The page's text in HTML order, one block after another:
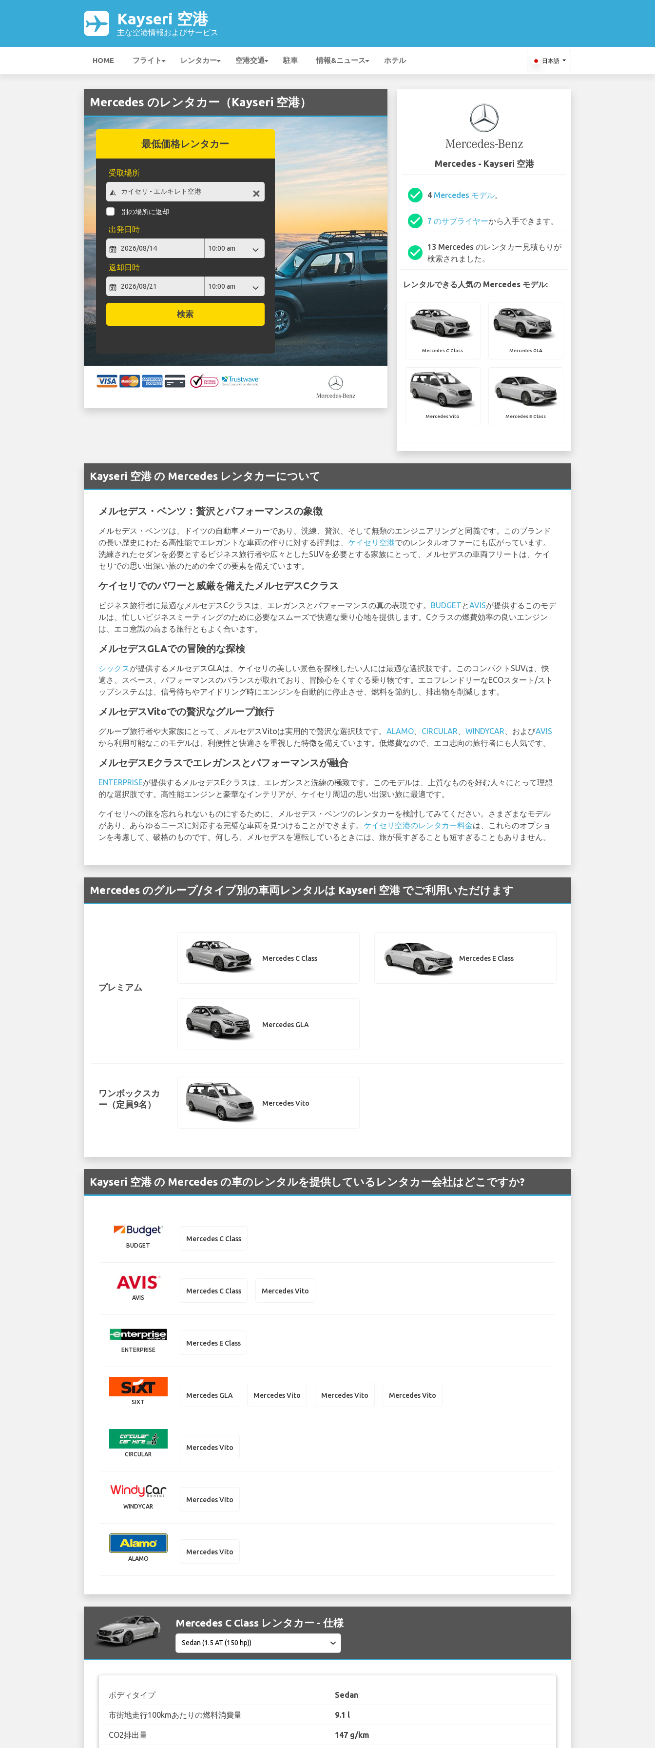
Kayseri 空港
主な空港情報およびサービス
HOME フライト レンタカー 空港交通 駐車 情報&ニュース ホテル 日本語
Mercedes のレンタカー（Kayseri 空港）
最低価格レンタカー
受取場所
別の場所に返却
出発日時
返却日時
検索
Mercedes - Kayseri 空港
check_circle 4 Mercedes モデル。
check_circle 7 のサプライヤーから入手できます。
check_circle
13 Mercedes のレンタカー見積もりが
検索されました。
レンタルできる人気の Mercedes モデル:
Mercedes C Class Mercedes GLA
Mercedes Vito Mercedes E Class
Kayseri 空港 の Mercedes レンタカーについて
メルセデス・ベンツ：贅沢とパフォーマンスの象徴
メルセデス・ベンツは、ドイツの自動車メーカーであり、洗練、贅沢、そして無類のエンジニアリングと同義です。このブランド
の長い歴史にわたる高性能でエレガントな車両の作りに対する評判は、 ケイセリ空港でのレンタルオファーにも広がっています。
洗練されたセダンを必要とするビジネス旅行者や広々としたSUVを必要とする家族にとって、メルセデスの車両フリートは、ケイ
セリでの思い出深い旅のための全ての要素を備えています。
ケイセリでのパワーと威厳を備えたメルセデスCクラス
ビジネス旅行者に最適なメルセデスCクラスは、エレガンスとパフォーマンスの真の表現です。 BUDGETとAVISが提供するこのモデ
ルは、忙しいビジネスミーティングのために必要なスムーズで快適な乗り心地を提供します。Cクラスの燃費効率の良いエンジン
は、エコ意識の高まる旅行ともよく合います。
メルセデスGLAでの冒険的な探検
シックスが提供するメルセデスGLAは、ケイセリの美しい景色を探検したい人には最適な選択肢です。このコンパクトSUVは、快
適さ、スペース、パフォーマンスのバランスが取れており、冒険心をくすぐる乗り物です。エコフレンドリーなECOスタート/スト
ップシステムは、信号待ちやアイドリング時にエンジンを自動的に停止させ、燃料を節約し、排出物を削減します。
メルセデスVitoでの贅沢なグループ旅行
グループ旅行者や大家族にとって、メルセデスVitoは実用的で贅沢な選択肢です。 ALAMO CIRCULAR WINDYCAR 、およびAVIS
から利用可能なこのモデルは、利便性と快適さを重視した特徴を備えています。低燃費なので、エコ志向の旅行者にも人気です。
メルセデスEクラスでエレガンスとパフォーマンスが融合
ENTERPRISEが提供するメルセデスEクラスは、エレガンスと洗練の極致です。このモデルは、上質なものを好む人々にとって理想
的な選択肢です。高性能エンジンと豪華なインテリアが、ケイセリ周辺の思い出深い旅に最適です。
ケイセリへの旅を忘れられないものにするために、メルセデス・ベンツのレンタカーを検討してみてください。さまざまなモデル
があり、あらゆるニーズに対応する完璧な車両を見つけることができます。 ケイセリ空港のレンタカー料金は、これらのオプショ
ンを考慮して、破格のものです。何しろ、メルセデスを運転しているときには、旅が長すぎることも短すぎることもありません。
Mercedes のグループ/タイプ別の車両レンタルは Kayseri 空港 でご利用いただけます
プレミアム
Mercedes C Class Mercedes E Class
Mercedes GLA
ワンボックスカ
ー（定員9名）
Mercedes Vito
Kayseri 空港 の Mercedes の車のレンタルを提供しているレンタカー会社はどこですか?
BUDGET
Mercedes C Class
AVIS
Mercedes C Class Mercedes Vito
ENTERPRISE
Mercedes E Class
SIXT
Mercedes GLA Mercedes Vito Mercedes Vito Mercedes Vito
CIRCULAR
Mercedes Vito
WINDYCAR
Mercedes Vito
ALAMO
Mercedes Vito
Mercedes C Class レンタカー - 仕様
ボディタイプ Sedan
市街地走行100kmあたりの燃料消費量 9.1 l
CO2排出量 147 g/km